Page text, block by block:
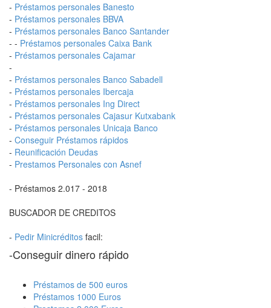
- Préstamos personales Banesto
- Préstamos personales BBVA
- Préstamos personales Banco Santander
- - Préstamos personales Caixa Bank
- Préstamos personales Cajamar
-
- Préstamos personales Banco Sabadell
- Préstamos personales Ibercaja
- Préstamos personales Ing Direct
- Préstamos personales Cajasur Kutxabank
- Préstamos personales Unicaja Banco
- Conseguir Préstamos rápidos
- Reunificación Deudas
- Prestamos Personales con Asnef
- Préstamos 2.017 - 2018
BUSCADOR DE CREDITOS
- Pedir Minicréditos facil:
-Conseguir dinero rápido
Préstamos de 500 euros
Préstamos 1000 Euros